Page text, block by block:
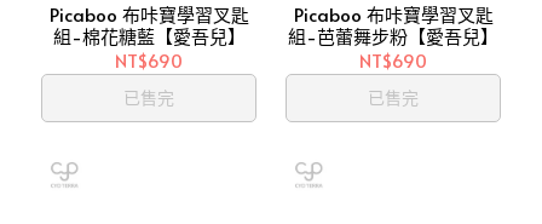
Picaboo 布咔寶學習叉匙
組-棉花糖藍【愛吾兒】
NT$690
已售完
Picaboo 布咔寶學習叉匙
組-芭蕾舞步粉【愛吾兒】
NT$690
已售完